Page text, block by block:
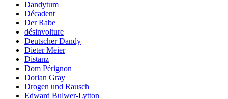
Dandytum
Décadent
Der Rabe
désinvolture
Deutscher Dandy
Dieter Meier
Distanz
Dom Pérignon
Dorian Gray
Drogen und Rausch
Edward Bulwer-Lytton